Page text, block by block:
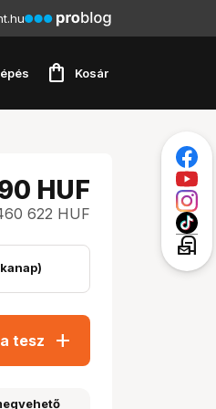
shopping_bag Kosár
HUF
622 HUF
tesz add
local_post_office